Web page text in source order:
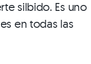
silbido. Es uno
en todas las